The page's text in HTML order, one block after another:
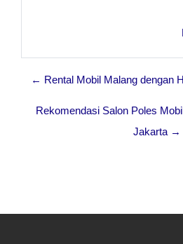
← Rental Mobil Malang dengan
Rekomendasi Salon Poles
Jakarta →